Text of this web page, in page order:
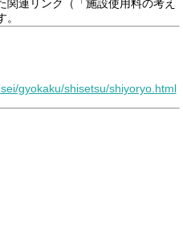
連リンク（「施設使用料の考え
gyokaku/shisetsu/shiyoryo.html